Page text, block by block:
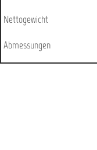
Nettogewicht
Abmessungen